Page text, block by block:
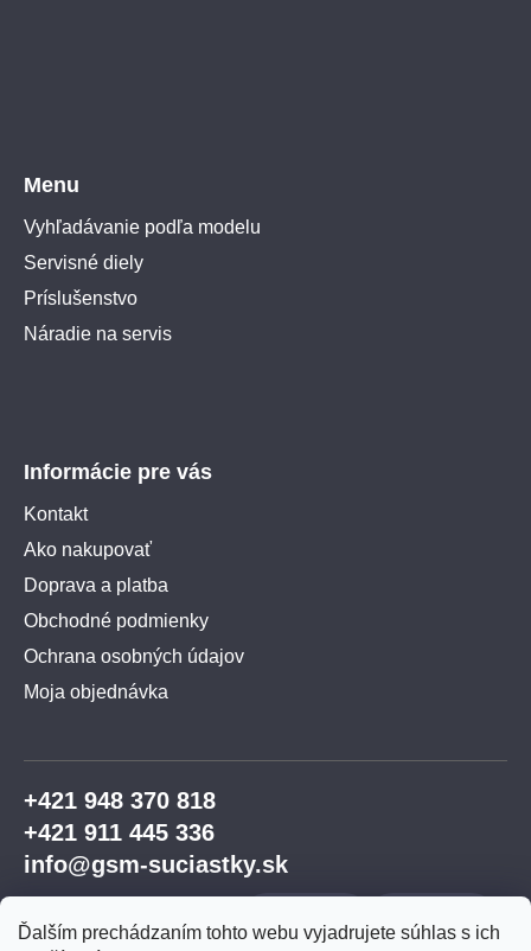
Ďalším prechádzaním tohto webu vyjadrujete súhlas s ich
Menu
Vyhľadávanie podľa modelu
Servisné diely
Príslušenstvo
Náradie na servis
Informácie pre vás
Kontakt
Ako nakupovať
Doprava a platba
Obchodné podmienky
Ochrana osobných údajov
Moja objednávka
+421 948 370 818
+421 911 445 336
info@gsm-suciastky.sk